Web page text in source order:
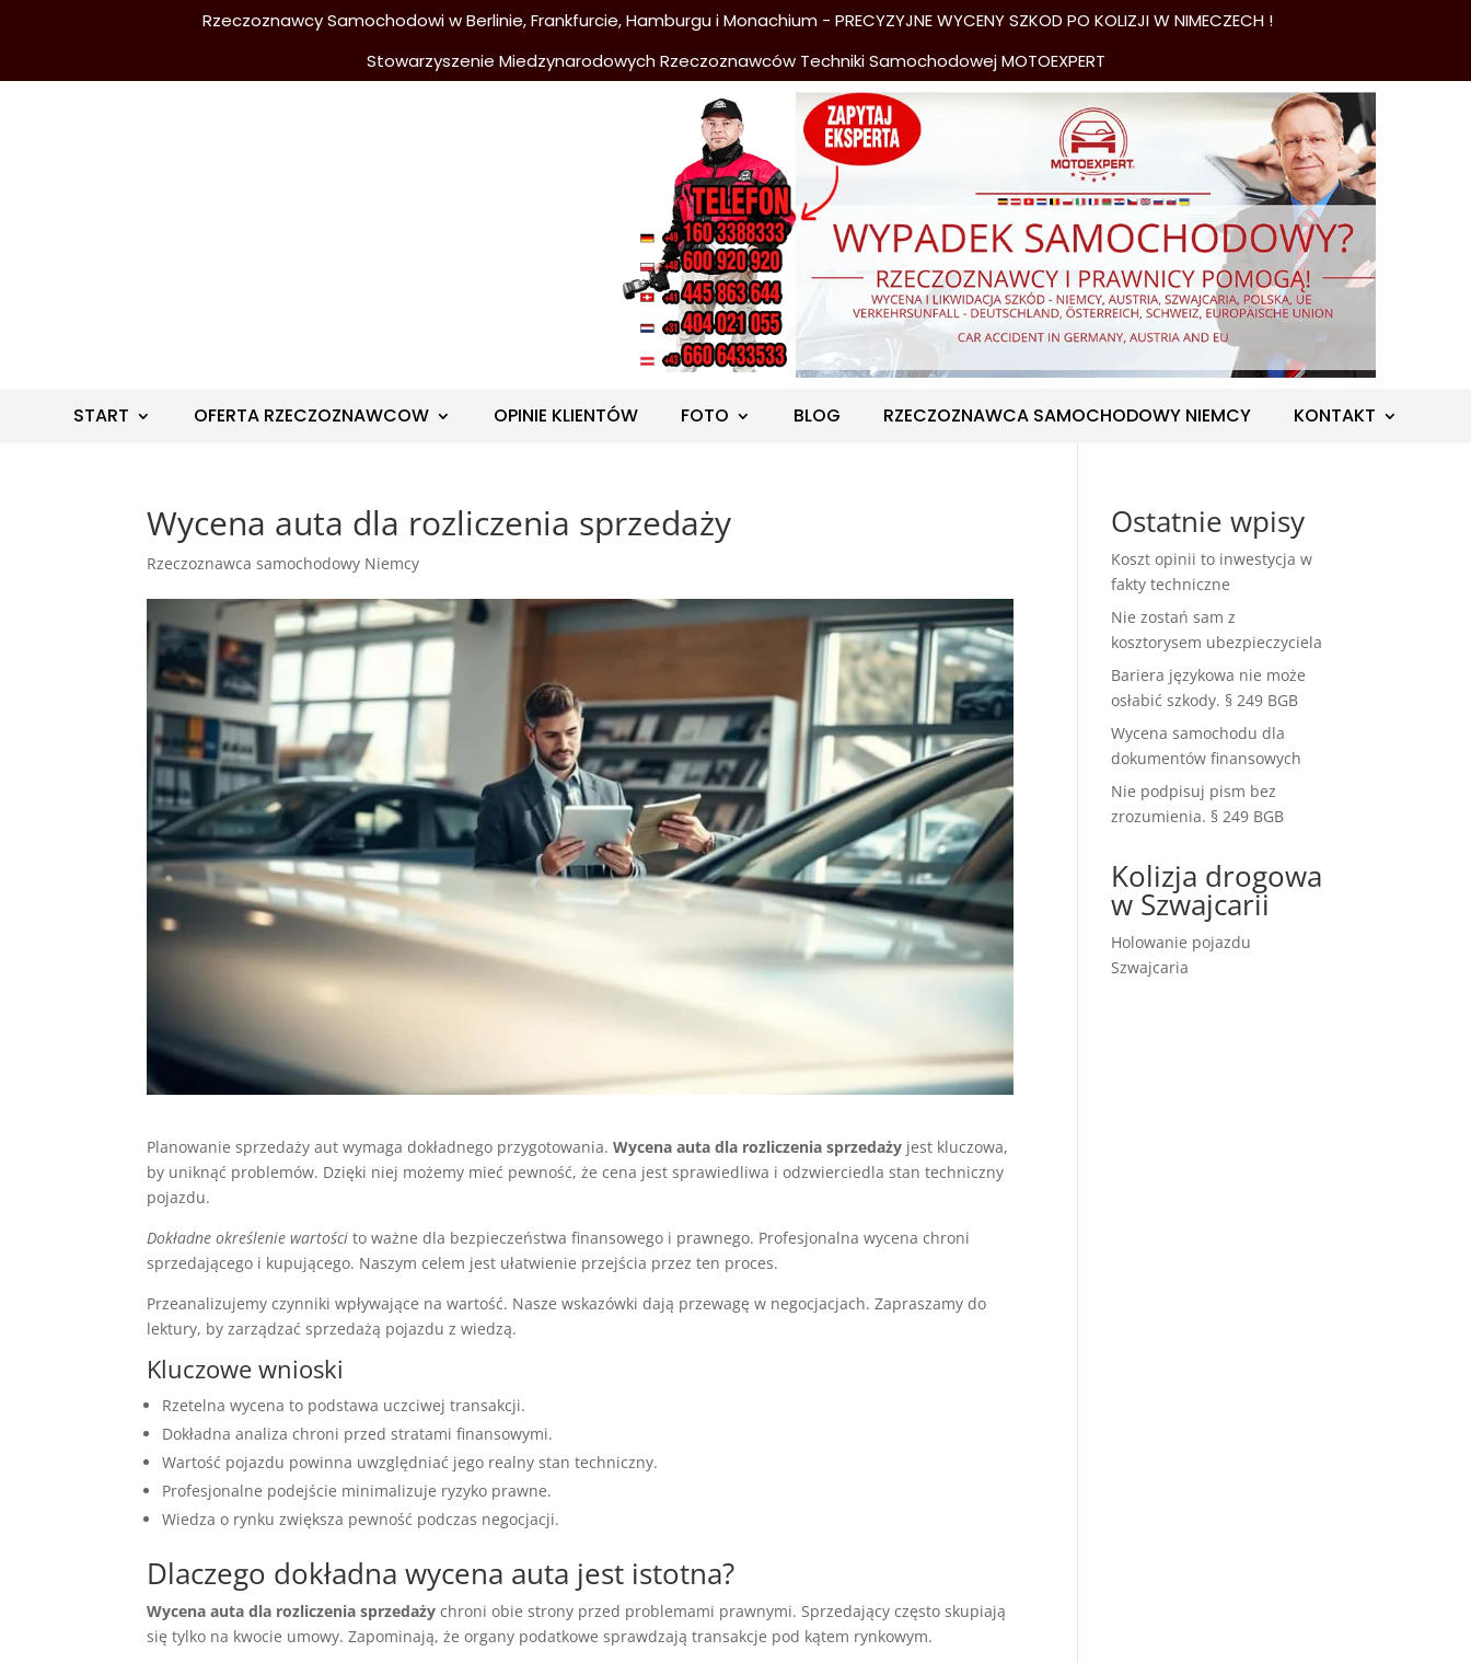
Rzeczoznawcy Samochodowi w Berlinie, Frankfurcie, Hamburgu i Monachium - PRECYZYJNE WYCENY SZKOD PO KOLIZJI W NIMECZECH !
Stowarzyszenie Miedzynarodowych Rzeczoznawców Techniki Samochodowej MOTOEXPERT
START OFERTA RZECZOZNAWCOW OPINIE KLIENTÓW FOTO BLOG RZECZOZNAWCA SAMOCHODOWY NIEMCY KONTAKT
Wycena auta dla rozliczenia sprzedaży
Rzeczoznawca samochodowy Niemcy
Planowanie sprzedaży aut wymaga dokładnego przygotowania.Wycena auta dla rozliczenia sprzedaży jest kluczowa,
by uniknąć problemów. Dzięki niej możemy mieć pewność, że cena jest sprawiedliwa i odzwierciedla stan techniczny
pojazdu.
Dokładne określenie wartości to ważne dla bezpieczeństwa finansowego i prawnego. Profesjonalna wycena chroni
sprzedającego i kupującego. Naszym celem jest ułatwienie przejścia przez ten proces.
Przeanalizujemy czynniki wpływające na wartość. Nasze wskazówki dają przewagę w negocjacjach. Zapraszamy do
lektury, by zarządzać sprzedażą pojazdu z wiedzą.
Kluczowe wnioski
Rzetelna wycena to podstawa uczciwej transakcji.
Dokładna analiza chroni przed stratami finansowymi.
Wartość pojazdu powinna uwzględniać jego realny stan techniczny.
Profesjonalne podejście minimalizuje ryzyko prawne.
Wiedza o rynku zwiększa pewność podczas negocjacji.
Dlaczego dokładna wycena auta jest istotna?
Wycena auta dla rozliczenia sprzedaży chroni obie strony przed problemami prawnymi. Sprzedający często skupiają
się tylko na kwocie umowy. Zapominają, że organy podatkowe sprawdzają transakcje pod kątem rynkowym.
Ostatnie wpisy
Koszt opinii to inwestycja w
fakty techniczne
Nie zostań sam z
kosztorysem ubezpieczyciela
Bariera językowa nie może
osłabić szkody. § 249 BGB
Wycena samochodu dla
dokumentów finansowych
Nie podpisuj pism bez
zrozumienia. § 249 BGB
Kolizja drogowa
w Szwajcarii
Holowanie pojazdu
Szwajcaria